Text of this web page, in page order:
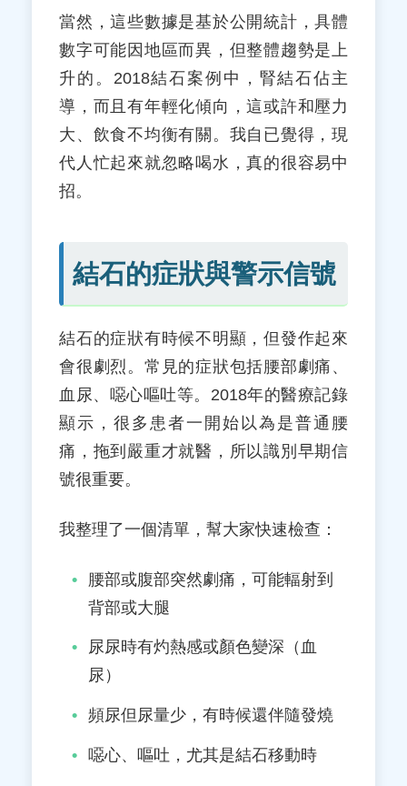
當然，這些數據是基於公開統計，具體
數字可能因地區而異，但整體趨勢是上
升的。2018結石案例中，腎結石佔主
導，而且有年輕化傾向，這或許和壓力
大、飲食不均衡有關。我自已覺得，現
代人忙起來就忽略喝水，真的很容易中
招。
結石的症狀與警示信號
結石的症狀有時候不明顯，但發作起來
會很劇烈。常見的症狀包括腰部劇痛、
血尿、噁心嘔吐等。2018年的醫療記錄
顯示，很多患者一開始以為是普通腰
痛，拖到嚴重才就醫，所以識別早期信
號很重要。
我整理了一個清單，幫大家快速檢查：
腰部或腹部突然劇痛，可能輻射到
背部或大腿
尿尿時有灼熱感或顏色變深（血
尿）
頻尿但尿量少，有時候還伴隨發燒
噁心、嘔吐，尤其是結石移動時